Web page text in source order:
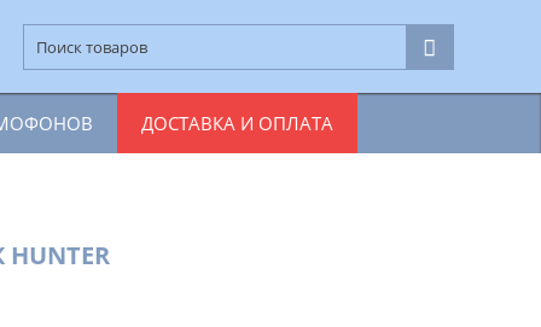
ДОСТАВКА И ОПЛАТА